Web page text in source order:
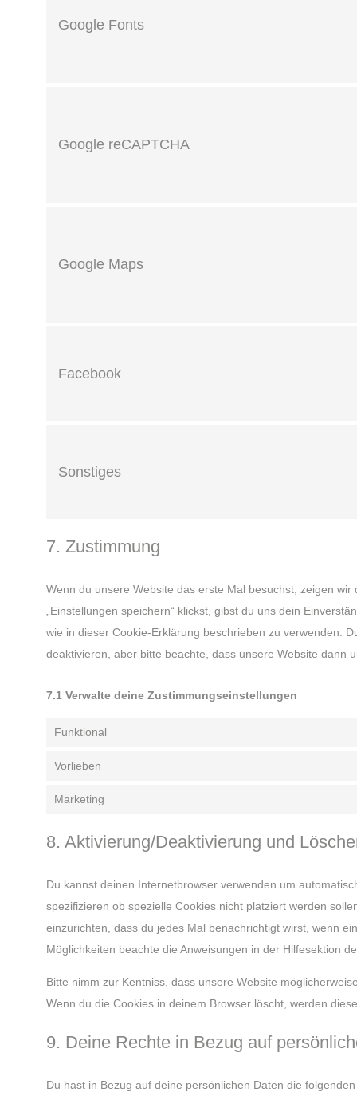
Google Fonts
Google reCAPTCHA
Google Maps
Facebook
Sonstiges
7. Zustimmung
Wenn du unsere Website das erste Mal besuchst, zeigen
„Einstellungen speichern“ klickst, gibst du uns dein
wie in dieser Cookie-Erklärung beschrieben zu verwenden.
deaktivieren, aber bitte beachte, dass unsere Website dann
7.1 Verwalte deine Zustimmungseinstellungen
Funktional
Vorlieben
Marketing
8. Aktivierung/Deaktivierung und
Du kannst deinen Internetbrowser verwenden um
spezifizieren ob spezielle Cookies nicht platziert werden
einzurichten, dass du jedes Mal benachrichtigt wirst, wenn
Möglichkeiten beachte die Anweisungen in der Hilfesektion
Bitte nimm zur Kentniss, dass unsere Website
Wenn du die Cookies in deinem Browser löscht, werden
9. Deine Rechte in Bezug auf
Du hast in Bezug auf deine persönlichen Daten die